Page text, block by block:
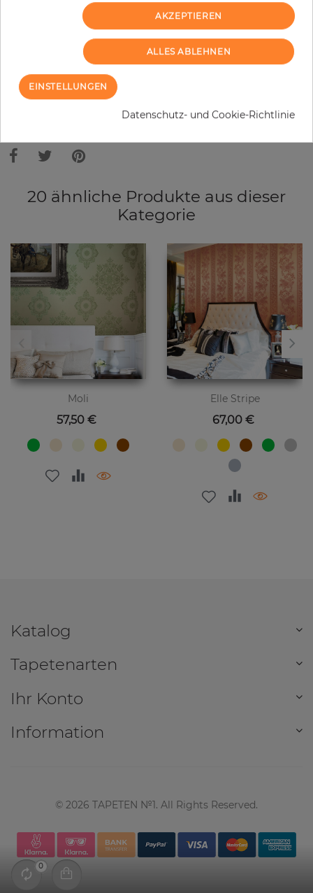
Bitte bedenken Sie, dass es aufgrund unterschiedlicher
Bildschirmeinstellungen zu Abweichungen vom Originalfarbton leicht
verfälscht, werden können. Die Raumbilder zeigen ein Musterbeispiel der
20 ähnliche Produkte aus dieser
Kategorie
Moli
Preis
57,50 €
Elle Stripe
Preis
67,00 €
Katalog
Tapetenarten
Ihr Konto
Information
© 2026 TAPETEN №1. All Rights Reserved.
0
AKZEPTIEREN
ALLES ABLEHNEN
EINSTELLUNGEN
Datenschutz- und Cookie-Richtlinie